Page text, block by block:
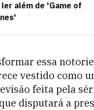
ler além de 'Game of
essa
vestido como
feita pela
disputará a